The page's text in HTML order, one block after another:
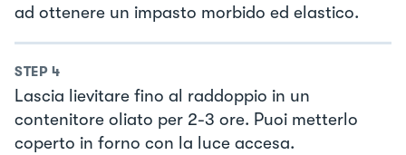
ad ottenere un impasto morbido ed elastico.
STEP 4
Lascia lievitare fino al raddoppio in un
contenitore oliato per 2-3 ore. Puoi metterlo
coperto in forno con la luce accesa.